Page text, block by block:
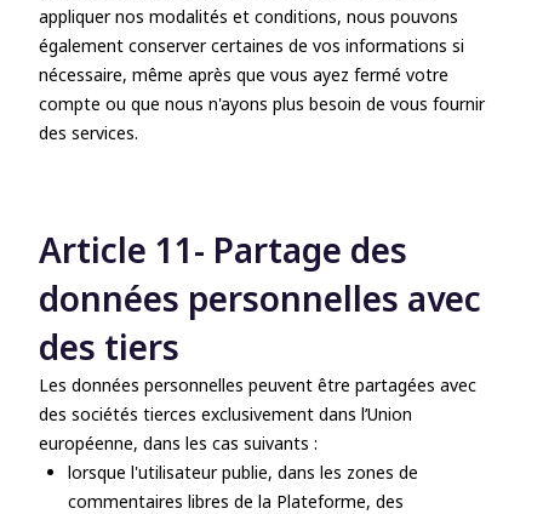
appliquer nos modalités et conditions, nous pouvons
également conserver certaines de vos informations si
nécessaire, même après que vous ayez fermé votre
compte ou que nous n'ayons plus besoin de vous fournir
des services.
Article 11- Partage des
données personnelles avec
des tiers
Les données personnelles peuvent être partagées avec
des sociétés tierces exclusivement dans l’Union
européenne, dans les cas suivants :
lorsque l'utilisateur publie, dans les zones de
commentaires libres de la Plateforme, des